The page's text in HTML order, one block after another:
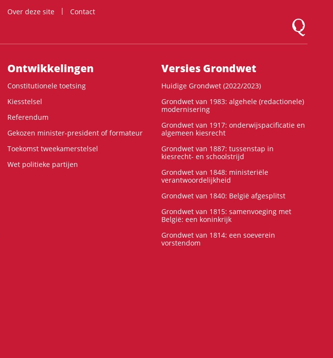
Over deze site
Contact
Logo
Ontwikke­lingen
Constitutionele toetsing
Kiesstelsel
Referendum
Gekozen minister-president of formateur
Toekomst tweekamerstelsel
Wet politieke partijen
Versies Grondwet
Huidige Grondwet (2022/2023)
Grondwet van 1983: algehele (redactionele)
modernisering
Grondwet van 1917: onderwijspacificatie en
algemeen kiesrecht
Grondwet van 1887: tussenstap in
kiesrecht- en schoolstrijd
Grondwet van 1848: ministeriële
verantwoordelijkheid
Grondwet van 1840: België afgesplitst
Grondwet van 1815: samenvoeging met
België: een koninkrijk
Grondwet van 1814: een soeverein
vorstendom